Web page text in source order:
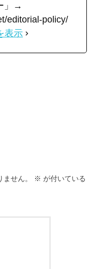
」→
editorial-policy/
表示
せん。 ※ が付いている